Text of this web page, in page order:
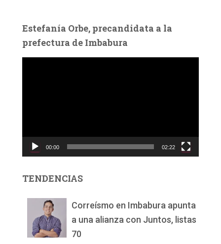
Estefanía Orbe, precandidata a la
prefectura de Imbabura
c
d
00:00 02:22
TENDENCIAS
Correísmo en Imbabura apunta
a una alianza con Juntos, listas
70